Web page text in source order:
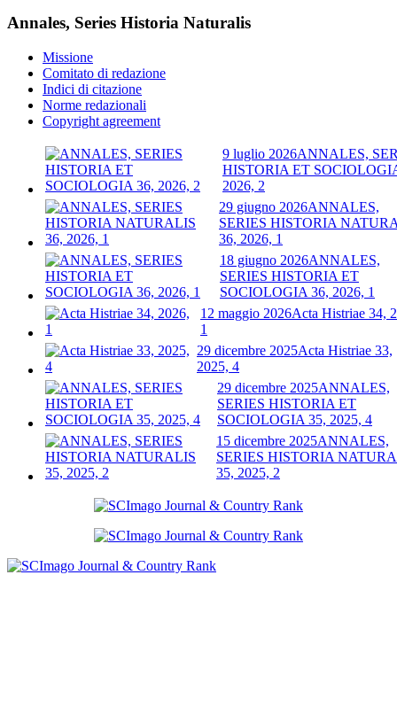
Annales, Series Historia Naturalis
Missione
Comitato di redazione
Indici di citazione
Norme redazionali
Copyright agreement
9 luglio 2026ANNALES,
HISTORIA ET
2026, 2
29 giugno 2026ANNALES,
SERIES HISTORIA
36, 2026, 1
18 giugno 2026ANNALES,
SERIES HISTORIA ET
SOCIOLOGIA 36, 2026, 1
12 maggio 2026Acta Histriae 34,
1
29 dicembre 2025Acta Histriae 33,
2025, 4
29 dicembre 2025ANNALES,
SERIES HISTORIA ET
SOCIOLOGIA 35, 2025, 4
15 dicembre 2025ANNALES,
SERIES HISTORIA
35, 2025, 2